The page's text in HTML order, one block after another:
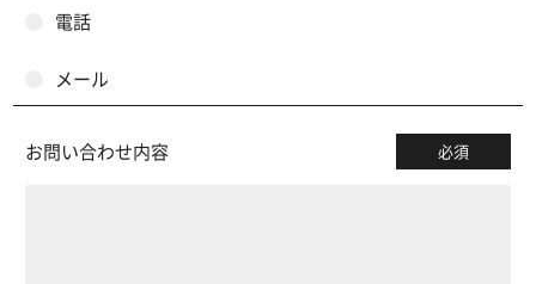
電話
メール
お問い合わせ内容 必須